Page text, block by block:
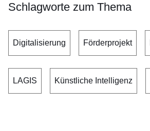
Schlagworte zum Thema
Digitalisierung Förderprojekt
LAGIS Künstliche Intelligenz